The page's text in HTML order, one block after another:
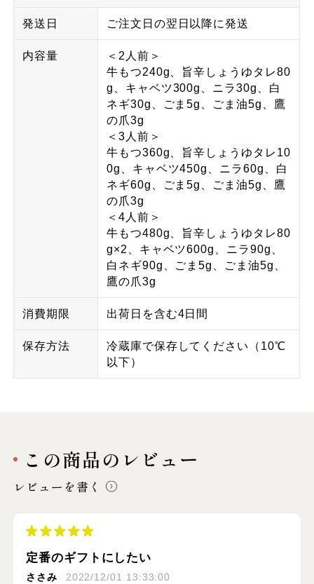
発送日 ご注文日の翌日以降に発送
内容量
＜2人前＞
牛もつ240g、旨辛しょうゆタレ80
g、キャベツ300g、ニラ30g、白
ネギ30g、ごま5g、ごま油5g、鷹
の爪3g
＜3人前＞
牛もつ360g、旨辛しょうゆタレ10
0g、キャベツ450g、ニラ60g、白
ネギ60g、ごま5g、ごま油5g、鷹
の爪3g
＜4人前＞
牛もつ480g、旨辛しょうゆタレ80
g×2、キャベツ600g、ニラ90g、
白ネギ90g、ごま5g、ごま油5g、
鷹の爪3g
消費期限 出荷日を含む4日間
保存方法
冷蔵庫で保存してください（10℃
以下）
この商品のレビュー
レビューを書く
定番のギフトにしたい
ささみ
2022/12/01 13:33:00